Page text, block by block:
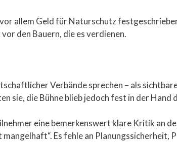
allem Geld für Naturschutz
den Bauern, die es verdienen.
Verbände sprechen – als
sie, die Bühne blieb jedoch fest in der Hand
eine bemerkenswert klare Kritik an
Es fehle an Planungssicherheit,